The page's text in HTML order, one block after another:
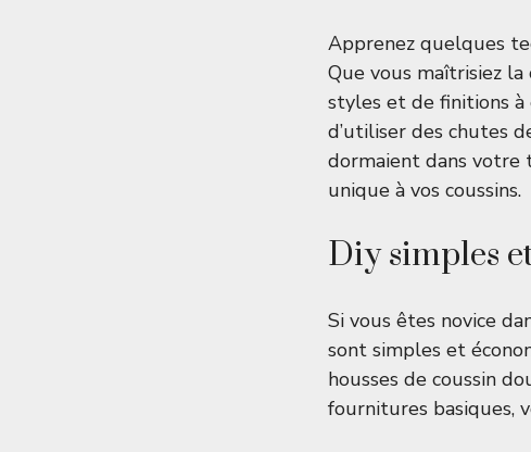
Apprenez quelques
Que vous maîtrisiez
styles et de finitions à
d’utiliser des chutes
dormaient dans votre
unique à vos coussins.
Diy simples
Si vous êtes novice
sont simples et
housses de coussin
fournitures basiques,